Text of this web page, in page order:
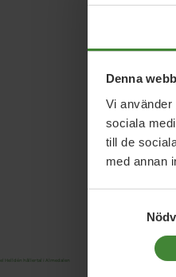
Denna
Vi använder
sociala
till de
med annan